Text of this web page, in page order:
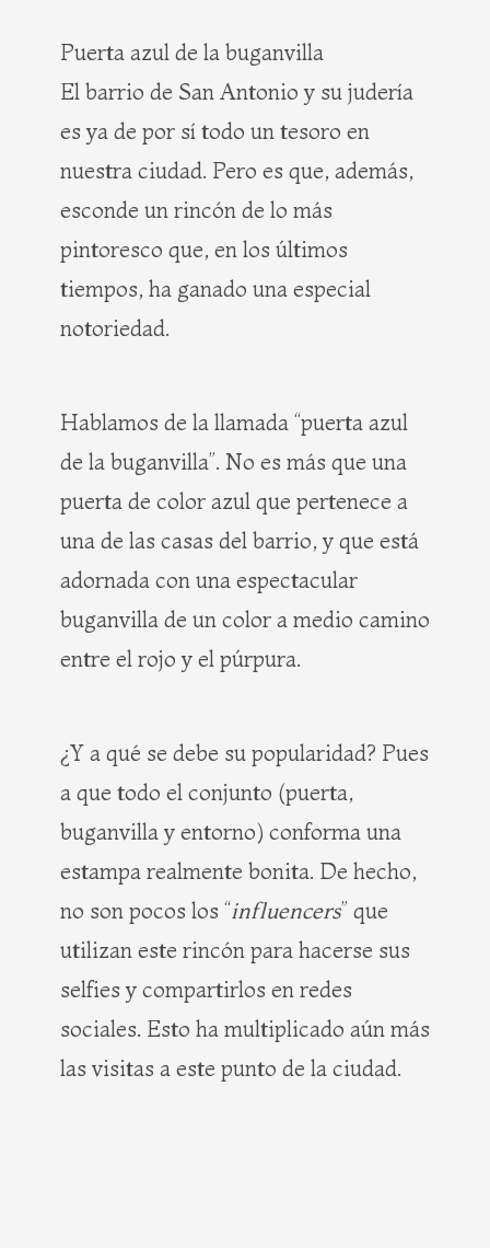
Puerta azul de la buganvilla
El barrio de San Antonio y su judería
es ya de por sí todo un tesoro en
nuestra ciudad. Pero es que, además,
esconde un rincón de lo más
pintoresco que, en los últimos
tiempos, ha ganado una especial
notoriedad.
Hablamos de la llamada “puerta azul
de la buganvilla”. No es más que una
puerta de color azul que pertenece a
una de las casas del barrio, y que está
adornada con una espectacular
buganvilla de un color a medio camino
entre el rojo y el púrpura.
¿Y a qué se debe su popularidad? Pues
a que todo el conjunto (puerta,
buganvilla y entorno) conforma una
estampa realmente bonita. De hecho,
no son pocos los “influencers” que
utilizan este rincón para hacerse sus
selfies y compartirlos en redes
sociales. Esto ha multiplicado aún más
las visitas a este punto de la ciudad.